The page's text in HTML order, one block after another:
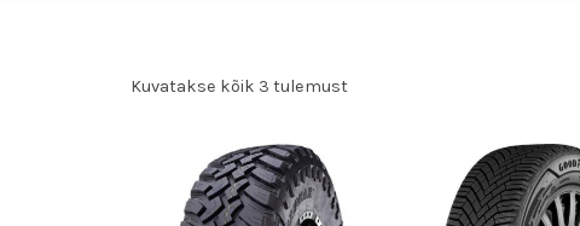
Kuvatakse kõik 3 tulemust